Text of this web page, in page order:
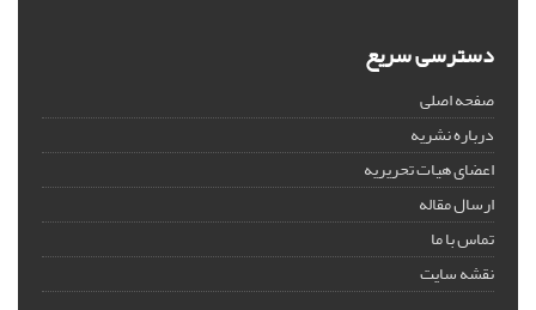
دسترسی سریع
صفحه اصلی
درباره نشریه
اعضای هیات تحریریه
ارسال مقاله
تماس با ما
نقشه سایت